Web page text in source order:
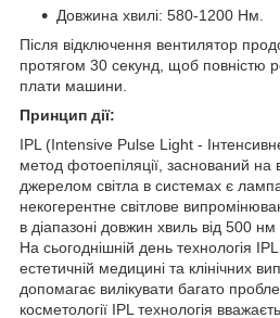
Довжина хвилі: 580-1200 Hм.
Після відключення вентилятор
протягом 30 секунд, щоб повністю
плати машини.
Принцип дії:
IPL (Intensive Pulse Light -
метод фотоепіляції, заснований на
джерелом світла в системах є
некогерентне світлове
в діапазоні довжин хвиль від 500 нм
На сьогоднішній день технологія
естетичній медицині та клінічних
допомагає вилікувати багато
косметології IPL технологія